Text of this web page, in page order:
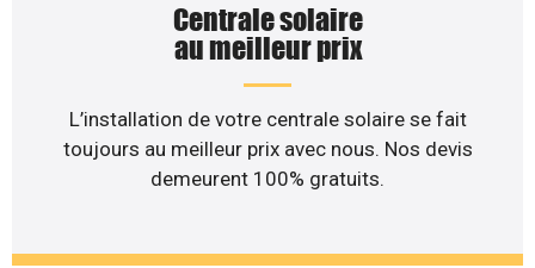
Centrale solaire
au meilleur prix
L’installation de votre centrale solaire se fait
toujours au meilleur prix avec nous. Nos devis
demeurent 100% gratuits.